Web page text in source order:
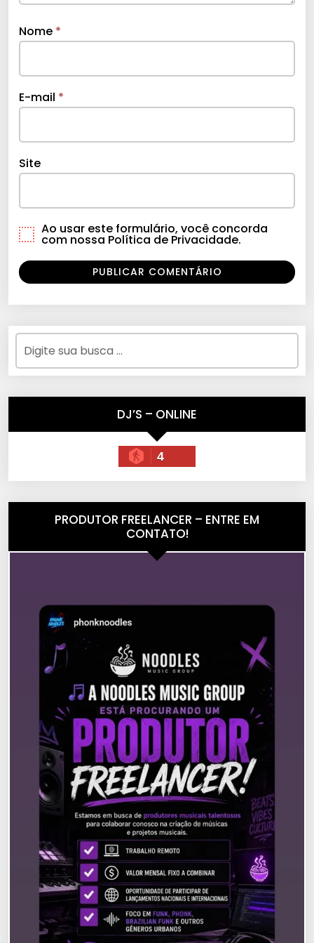
Nome *
E-mail *
Site
Ao usar este formulário, você concorda
com nossa Política de Privacidade.
DJ’S – ONLINE
4
PRODUTOR FREELANCER – ENTRE EM
CONTATO!